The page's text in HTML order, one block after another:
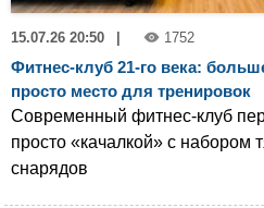
15.07.26 20:50 1752
Фитнес-клуб 21-го века:
просто место для тренировок
Современный фитнес-клуб
просто «качалкой» с набором
снарядов